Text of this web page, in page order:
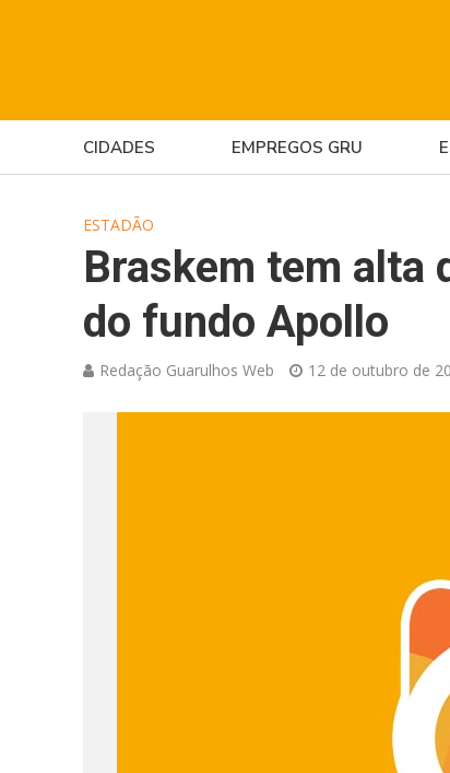
CIDADES EMPREGOS GRU
ESTADÃO
Braskem tem alta
do fundo Apollo
Redação Guarulhos Web 12 de outubro de